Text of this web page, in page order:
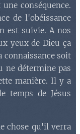
conséquence.
de l'obéissance
est suivie. A nos
yeux de Dieu ça
connaissance soit
ne détermine pas
manière. Il y a
temps de Jésus
chose qu'il verra